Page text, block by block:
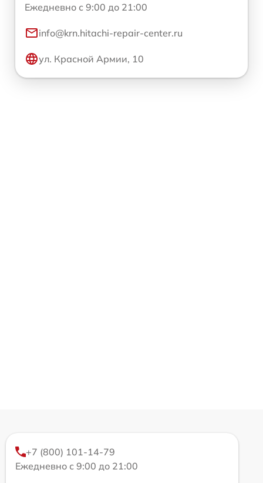
Ежедневно с 9:00 до 21:00
info@krn.hitachi-repair-center.ru
ул. Красной Армии, 10
+7 (800) 101-14-79
Ежедневно с 9:00 до 21:00